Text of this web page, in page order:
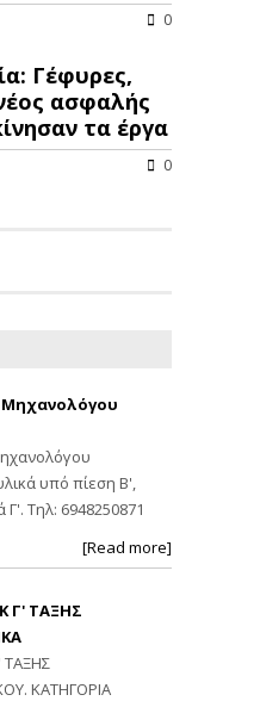
0
Γέφυρες,
ασφαλής
τα έργα
0
Μηχανολόγου
υπό πίεση Β',
Γ'. Τηλ: 6948250871
[Read more]
Γ' ΤΑΞΗΣ
ΤΑΞΗΣ
ΚΑΤΗΓΟΡΙΑ